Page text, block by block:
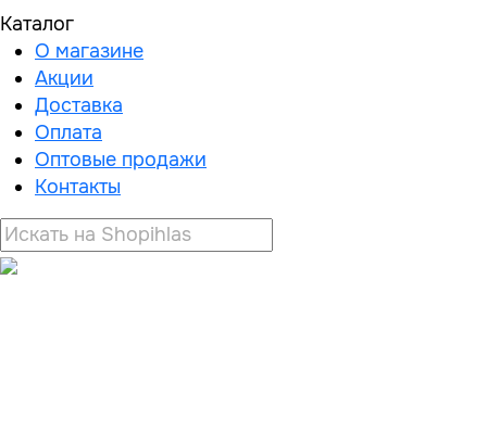
Каталог
О магазине
Акции
Доставка
Оплата
Оптовые продажи
Контакты